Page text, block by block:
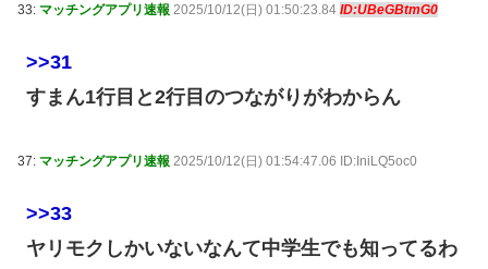
33: マッチングアプリ速報 2025/10/12(日) 01:50:23.84 ID:UBeGBtmG0
>>31
すまん1行目と2行目のつながりがわからん
37: マッチングアプリ速報 2025/10/12(日) 01:54:47.06 ID:IniLQ5oc0
>>33
ヤリモクしかいないなんて中学生でも知ってるわ